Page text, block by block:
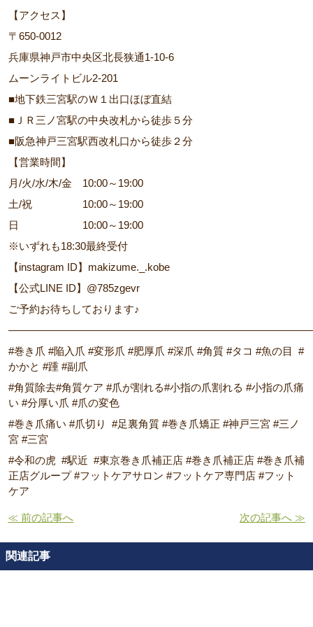
【アクセス】
〒650-0012
兵庫県神戸市中央区北長狭通1-10-6
ムーンライトビル2-201
■地下鉄三宮駅のＷ１出口ほぼ直結
■ＪＲ三ノ宮駅の中央改札から徒歩５分
■阪急神戸三宮駅西改札口から徒歩２分
【営業時間】
月/火/水/木/金 10:00～19:00
土/祝 10:00～19:00
日 10:00～19:00
※いずれも18:30最終受付
【instagram ID】makizume._.kobe
【公式LINE ID】@785zgevr
ご予約お待ちしております♪
#巻き爪 #陥入爪 #変形爪 #肥厚爪 #深爪 #角質 #タコ #魚の目 #
かかと #踵 #副爪
#角質除去#角質ケア #爪が割れる#小指の爪割れる #小指の爪痛
い #分厚い爪 #爪の変色
#巻き爪痛い #爪切り #足裏角質 #巻き爪矯正 #神戸三宮 #三ノ
宮 #三宮
#令和の虎 #駅近 #東京巻き爪補正店 #巻き爪補正店 #巻き爪補
正店グループ #フットケアサロン #フットケア専門店 #フット
ケア
≪ 前の記事へ 次の記事へ ≫
関連記事